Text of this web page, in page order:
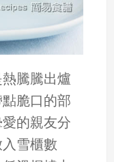
騰騰出爐
脆口的部
的親友分
雪櫃數